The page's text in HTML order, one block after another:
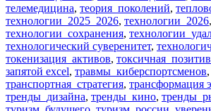
телемедицина, теория_поколений,
технологии_2025_2026, технологии_2026,
технологии_сохранения,
технологический суверенитет,
токенизация_активов,
запятой excel, травмы_киберспортсменов,
транспортная_стратегия, трансформация
тренды_дизайна, тренды_кино,